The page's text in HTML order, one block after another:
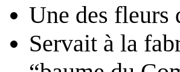
Une des fleurs
Servait à la